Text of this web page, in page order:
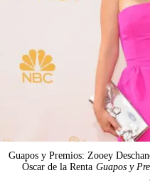
Guapos y Premios: Zooey
Óscar de la Renta Guapos y